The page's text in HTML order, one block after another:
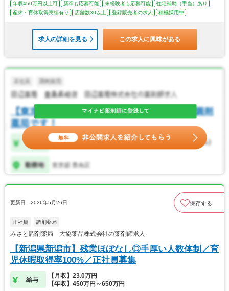
年収450万円以上可 新卒も応募可能 未経験者も応募可能
住宅補助（手当）あり
産休・育休取得実績有り
店舗数30以上 登録販売者の求人 積極採用中
求人の詳細を見る この求人に興味がある
更新日：2026年5月26日 保存する
正社員 調剤薬局
みさと調剤薬局 大協薬品株式会社の薬剤師求人
【新潟県新潟市】残業ほぼなし◎手厚い人数体制／育
児休暇取得率100%／正社員募集
給与
【月収】23.0万円
【年収】450万円～650万円